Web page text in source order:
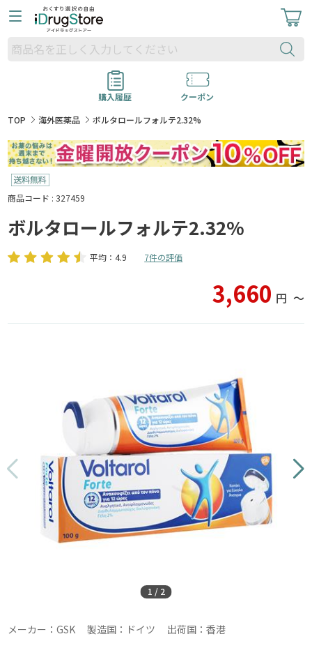
購入履歴
クーポン
TOP
海外医薬品 ボルタロールフォルテ2.32%
商品コード : 327459
ボルタロールフォルテ2.32%
平均：4.9 7件の評価
3,660 円 〜
1 / 2
メーカー：GSK 製造国：ドイツ 出荷国：香港